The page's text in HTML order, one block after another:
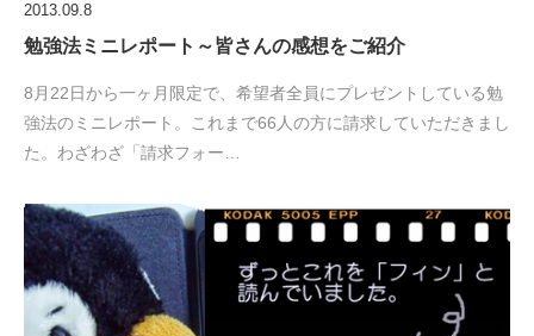
2013.09.8
勉強法ミニレポート～皆さんの感想をご紹介
8月22日から一ヶ月限定で、希望者全員にプレゼントしている勉
強法のミニレポート。これまで66人の方に請求していただきまし
た。わざわざ「請求フォー…